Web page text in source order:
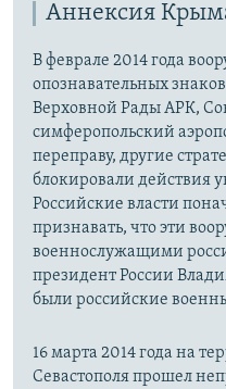
Аннексия
В феврале 2014 года
опознавательных
Верховной Рады АРК,
симферопольский
переправу, другие
блокировали действия
Российские власти
признавать, что эти
военнослужащими
президент России
были российские
16 марта 2014 года на
Севастополя прошел